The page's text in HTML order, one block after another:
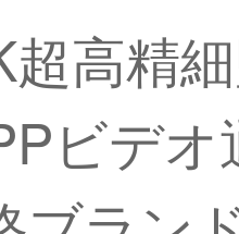
高精
ビデオ